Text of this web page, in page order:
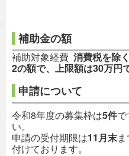
補助金の額
補助対象経費 消費税を除
2の額で、上限額は30万円
申請について
令和8年度の募集枠は5件で
い。
申請の受付期限は11月末
付けております。